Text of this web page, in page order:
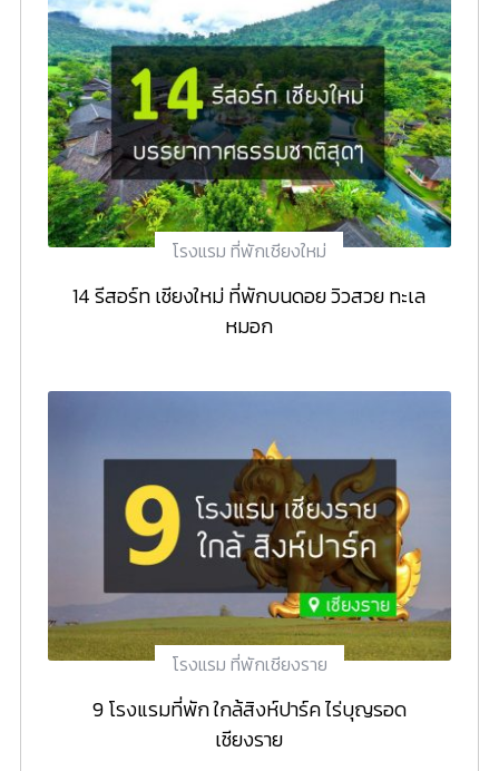
โรงแรม ที่พักเชียงใหม่
14 รีสอร์ท เชียงใหม่ ที่พักบนดอย วิวสวย ทะเล
หมอก
โรงแรม ที่พักเชียงราย
9 โรงแรมที่พัก ใกล้สิงห์ปาร์ค ไร่บุญรอด
เชียงราย